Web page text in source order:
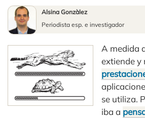
Alsina Gonzàlez
Periodista esp. e investigador
A medida
extiende y
se utiliza.
iba a